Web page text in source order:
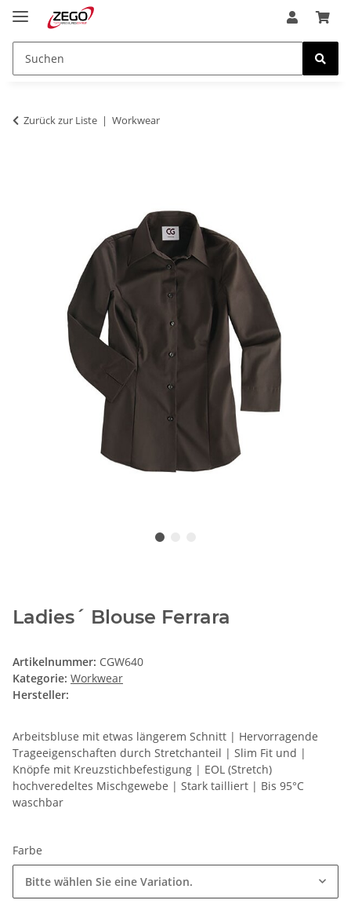
Zurück zur Liste Workwear
Ladies´ Blouse Ferrara
Artikelnummer: CGW640
Kategorie: Workwear
Hersteller:
Arbeitsbluse mit etwas längerem Schnitt | Hervorragende
Trageeigenschaften durch Stretchanteil | Slim Fit und |
Knöpfe mit Kreuzstichbefestigung | EOL (Stretch)
hochveredeltes Mischgewebe | Stark tailliert | Bis 95°C
waschbar
Farbe
Bitte wählen Sie eine Variation.